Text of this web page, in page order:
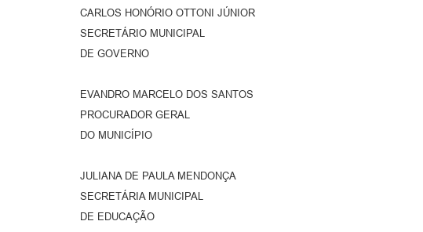
CARLOS HONÓRIO OTTONI JÚNIOR
SECRETÁRIO MUNICIPAL
DE GOVERNO
EVANDRO MARCELO DOS SANTOS
PROCURADOR GERAL
DO MUNICÍPIO
JULIANA DE PAULA MENDONÇA
SECRETÁRIA MUNICIPAL
DE EDUCAÇÃO